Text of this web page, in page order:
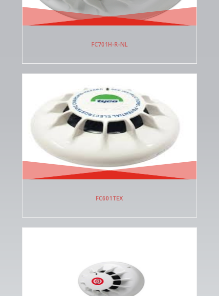
FC701H-R-NL
FC601TEX